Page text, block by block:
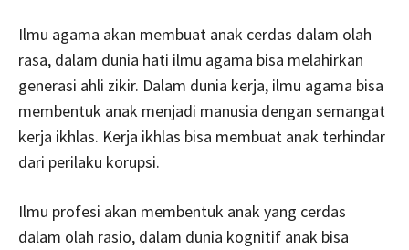
Ilmu agama akan membuat anak cerdas dalam olah
rasa, dalam dunia hati ilmu agama bisa melahirkan
generasi ahli zikir. Dalam dunia kerja, ilmu agama bisa
membentuk anak menjadi manusia dengan semangat
kerja ikhlas. Kerja ikhlas bisa membuat anak terhindar
dari perilaku korupsi.
Ilmu profesi akan membentuk anak yang cerdas
dalam olah rasio, dalam dunia kognitif anak bisa